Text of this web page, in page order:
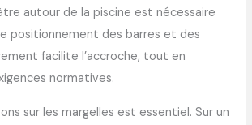
autour de la piscine est nécessaire
positionnement des barres et des
facilite l’accroche, tout en
normatives.
sur les margelles est essentiel. Sur un